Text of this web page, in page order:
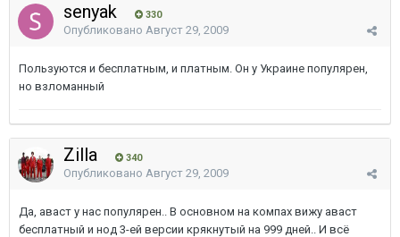
senyak 330
Опубликовано Август 29, 2009
Пользуются и бесплатным, и платным. Он у Украине популярен,
но взломанный
Zilla 340
Опубликовано Август 29, 2009
Да, аваст у нас популярен.. В основном на компах вижу аваст
бесплатный и нод 3-ей версии крякнутый на 999 дней.. И всё